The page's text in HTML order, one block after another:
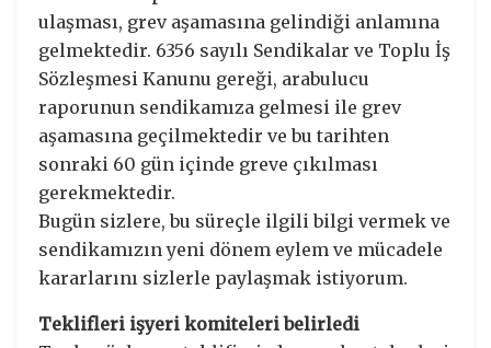
ulaşması, grev aşamasına gelindiği anlamına
gelmektedir. 6356 sayılı Sendikalar ve Toplu İş
Sözleşmesi Kanunu gereği, arabulucu
raporunun sendikamıza gelmesi ile grev
aşamasına geçilmektedir ve bu tarihten
sonraki 60 gün içinde greve çıkılması
gerekmektedir.
Bugün sizlere, bu süreçle ilgili bilgi vermek ve
sendikamızın yeni dönem eylem ve mücadele
kararlarını sizlerle paylaşmak istiyorum.
Teklifleri işyeri komiteleri belirledi